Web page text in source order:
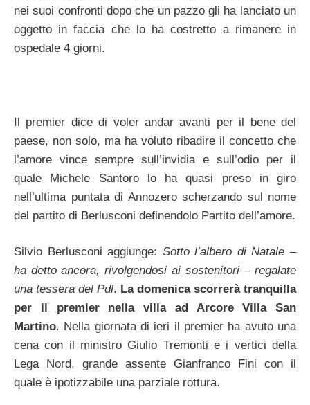
nei suoi confronti dopo che un pazzo gli ha lanciato un
oggetto in faccia che lo ha costretto a rimanere in
ospedale 4 giorni.
Il premier dice di voler andar avanti per il bene del
paese, non solo, ma ha voluto ribadire il concetto che
l’amore vince sempre sull’invidia e sull’odio per il
quale Michele Santoro lo ha quasi preso in giro
nell’ultima puntata di Annozero scherzando sul nome
del partito di Berlusconi definendolo Partito dell’amore.
Silvio Berlusconi aggiunge: Sotto l’albero di Natale –
ha detto ancora, rivolgendosi ai sostenitori – regalate
una tessera del Pdl. La domenica scorrerà tranquilla
per il premier nella villa ad Arcore Villa San
Martino. Nella giornata di ieri il premier ha avuto una
cena con il ministro Giulio Tremonti e i vertici della
Lega Nord, grande assente Gianfranco Fini con il
quale è ipotizzabile una parziale rottura.